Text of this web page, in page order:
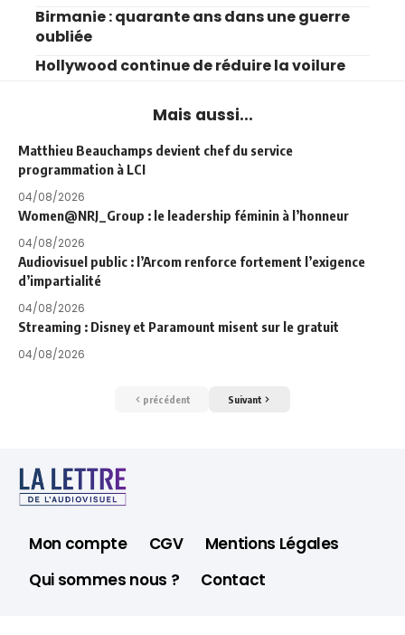
Birmanie : quarante ans dans une guerre
oubliée
Hollywood continue de réduire la voilure
Mais aussi...
Matthieu Beauchamps devient chef du service
programmation à LCI
04/08/2026
Women@NRJ_Group : le leadership féminin à l’honneur
04/08/2026
Audiovisuel public : l’Arcom renforce fortement l’exigence
d’impartialité
04/08/2026
Streaming : Disney et Paramount misent sur le gratuit
04/08/2026
précédent Suivant
Mon compte CGV
Mentions Légales
Qui sommes nous ?
Contact